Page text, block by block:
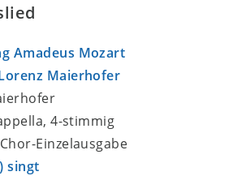
Amadeus Mozart
Maierhofer
4-stimmig
Chor-Einzelausgabe
singt